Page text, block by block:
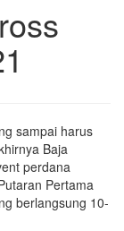
sampai harus
Baja
perdana
Pertama
berlangsung 10-